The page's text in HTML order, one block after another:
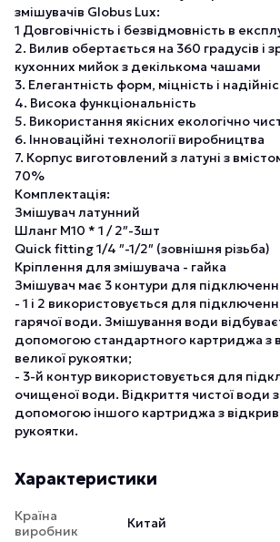
змішувачів Globus Lux:
1 Довговічність і безвідмовність в
2. Вилив обертається на 360 градусів і
кухонних мийок з декількома чашами
3. Елегантність форм, міцність і
4. Висока функціональність
5. Використання якісних екологічно
6. Інноваційні технології виробництва
7. Корпус виготовлений з латуні з
70%
Комплектація:
Змішувач латунний
Шланг М10 * 1 / 2″-3шт
Quick fitting 1/4 ″-1/2″ (зовнішня різьба)
Кріплення для змішувача - гайка
Змішувач має 3 контури для
- 1 і 2 використовується для
гарячої води. Змішування води
допомогою стандартного картриджа з
великої рукоятки;
- 3-й контур використовується для
очищеної води. Відкриття чистої води
допомогою іншого картриджа з
рукоятки.
Характеристики
Країна
виробник
Китай